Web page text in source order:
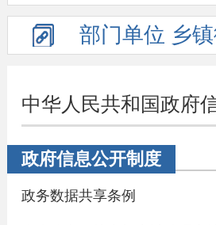
部门单位 乡
中华人民共和国政府
政府信息公开制度
政务数据共享条例